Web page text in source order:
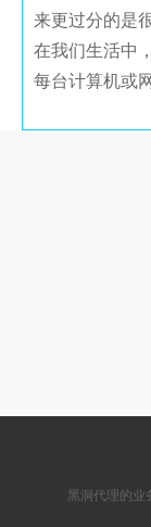
来更过分的是
在我们生活
每台计算机或
黑洞代理的业